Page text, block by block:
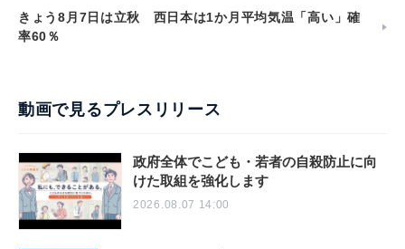
きょう8月7日は立秋 西日本は1か月平均気温「高い」確
率60％
動画で見るプレスリリース
政府全体でこども・若者の自殺防止に向
けた取組を強化します
2026.08.07 14:00